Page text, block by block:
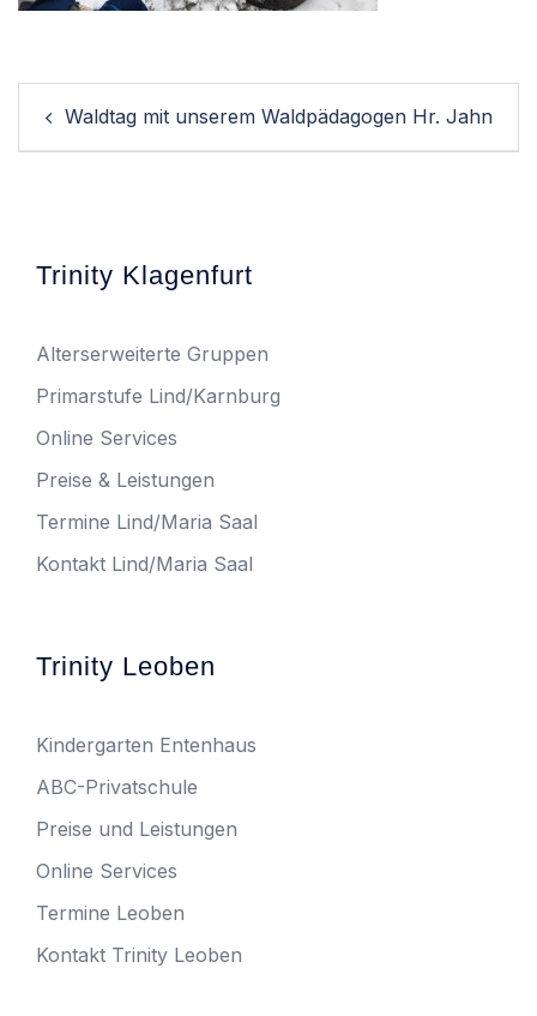
navigation
Waldtag mit unserem Waldpädagogen Hr. Jahn
Trinity Klagenfurt
Alterserweiterte Gruppen
Primarstufe Lind/Karnburg
Online Services
Preise & Leistungen
Termine Lind/Maria Saal
Kontakt Lind/Maria Saal
Trinity Leoben
Kindergarten Entenhaus
ABC-Privatschule
Preise und Leistungen
Online Services
Termine Leoben
Kontakt Trinity Leoben